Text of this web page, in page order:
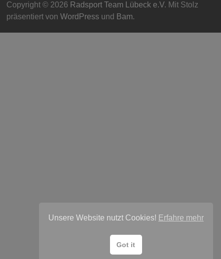
Copyright © 2026 Radsport Team Lübeck e.V. Mit Stolz
präsentiert von WordPressund Bam.
Unsere Website nutzt Cookies! Erfahre mehr
Got it